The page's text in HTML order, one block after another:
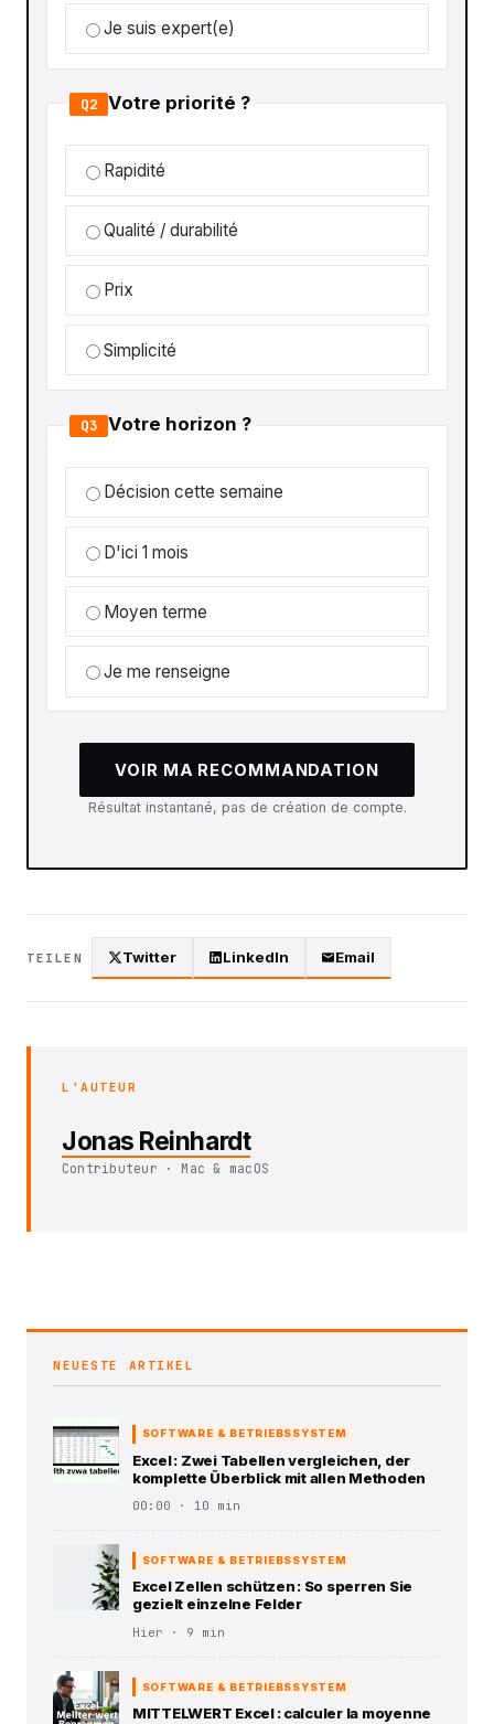
Je suis expert(e)
Q2 Votre priorité ?
Rapidité
Qualité / durabilité
Prix
Simplicité
Q3 Votre horizon ?
Décision cette semaine
D'ici 1 mois
Moyen terme
Je me renseigne
VOIR MA RECOMMANDATION
Résultat instantané, pas de création de compte.
TEILEN Twitter LinkedIn Email
L'AUTEUR
Jonas Reinhardt
Contributeur · Mac & macOS
NEUESTE ARTIKEL
SOFTWARE & BETRIEBSSYSTEM
Excel : Zwei Tabellen vergleichen, der
komplette Überblick mit allen Methoden
00:00 · 10 min
SOFTWARE & BETRIEBSSYSTEM
Excel Zellen schützen : So sperren Sie
gezielt einzelne Felder
Hier · 9 min
SOFTWARE & BETRIEBSSYSTEM
MITTELWERT Excel : calculer la moyenne